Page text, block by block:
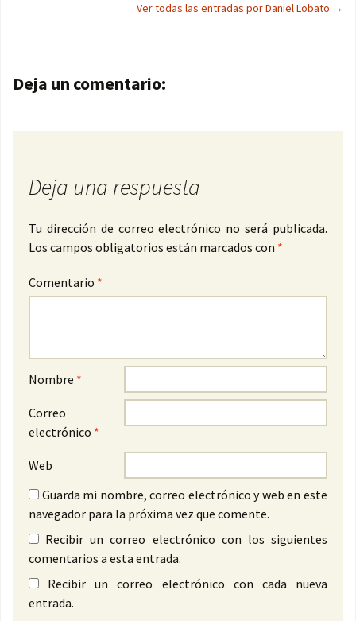
Ver todas las entradas por Daniel Lobato →
Navegación de entradas
Deja un comentario:
Deja una respuesta
Tu dirección de correo electrónico no será publicada.
Los campos obligatorios están marcados con *
Comentario *
Nombre *
Correo
electrónico *
Web
Guarda mi nombre, correo electrónico y web en este
navegador para la próxima vez que comente.
Recibir un correo electrónico con los siguientes
comentarios a esta entrada.
Recibir un correo electrónico con cada nueva
entrada.